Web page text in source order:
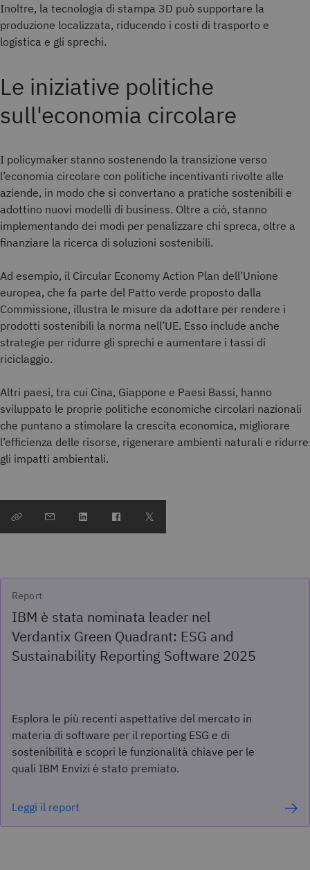
Inoltre, la tecnologia di stampa 3D può supportare la
produzione localizzata, riducendo i costi di trasporto e
logistica e gli sprechi.
Le iniziative politiche
sull'economia circolare
I policymaker stanno sostenendo la transizione verso
l’economia circolare con politiche incentivanti rivolte alle
aziende, in modo che si convertano a pratiche sostenibili e
adottino nuovi modelli di business. Oltre a ciò, stanno
implementando dei modi per penalizzare chi spreca, oltre a
finanziare la ricerca di soluzioni sostenibili.
Ad esempio, il Circular Economy Action Plan dell’Unione
europea, che fa parte del Patto verde proposto dalla
Commissione, illustra le misure da adottare per rendere i
prodotti sostenibili la norma nell’UE. Esso include anche
strategie per ridurre gli sprechi e aumentare i tassi di
riciclaggio.
Altri paesi, tra cui Cina, Giappone e Paesi Bassi, hanno
sviluppato le proprie politiche economiche circolari nazionali
che puntano a stimolare la crescita economica, migliorare
l’efficienza delle risorse, rigenerare ambienti naturali e ridurre
gli impatti ambientali.
Report
IBM è stata nominata leader nel
Verdantix Green Quadrant: ESG and
Sustainability Reporting Software 2025
Esplora le più recenti aspettative del mercato in
materia di software per il reporting ESG e di
sostenibilità e scopri le funzionalità chiave per le
quali IBM Envizi è stato premiato.
Leggi il report